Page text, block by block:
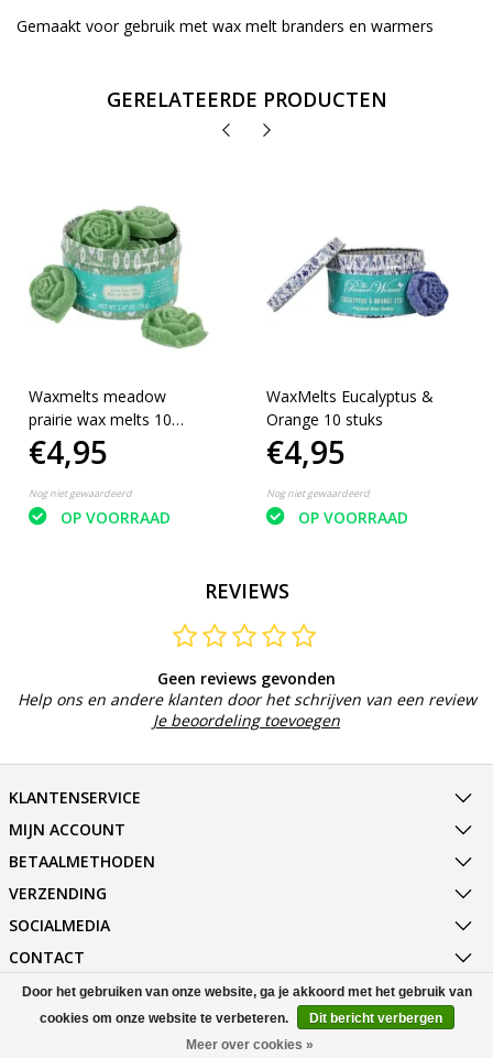
Gemaakt voor gebruik met wax melt branders en warmers
GERELATEERDE PRODUCTEN
Waxmelts meadow
prairie wax melts 10
stuks
€4,95
Nog niet gewaardeerd
OP VOORRAAD
WaxMelts Eucalyptus &
Orange 10 stuks
€4,95
Nog niet gewaardeerd
OP VOORRAAD
REVIEWS
Geen reviews gevonden
Help ons en andere klanten door het schrijven van een review
Je beoordeling toevoegen
KLANTENSERVICE
MIJN ACCOUNT
BETAALMETHODEN
VERZENDING
SOCIALMEDIA
CONTACT
© Copyright 2026 Best Deals Online BV Powered byLightspeed
All rights reserved byInStijl Media
Door het gebruiken van onze website, ga je akkoord met het gebruik van
cookies om onze website te verbeteren.
Dit bericht verbergen
Meer over cookies »